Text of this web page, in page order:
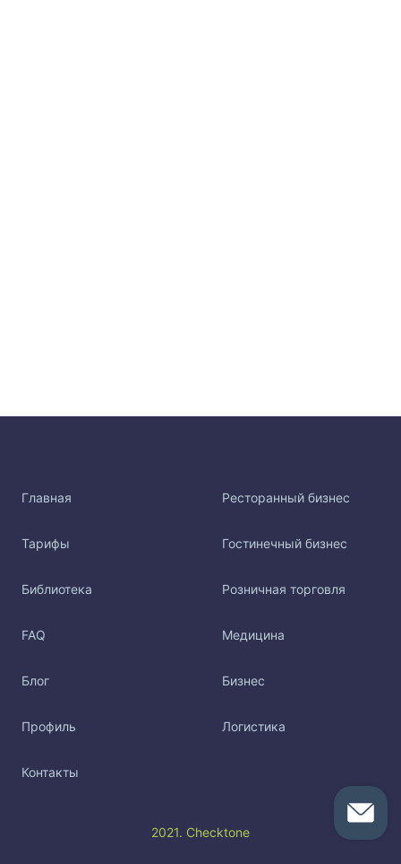
Главная
Тарифы
Библиотека
FAQ
Блог
Профиль
Контакты
Ресторанный бизнес
Гостинечный бизнес
Розничная торговля
Медицина
Бизнес
Логистика
2021. Checktone